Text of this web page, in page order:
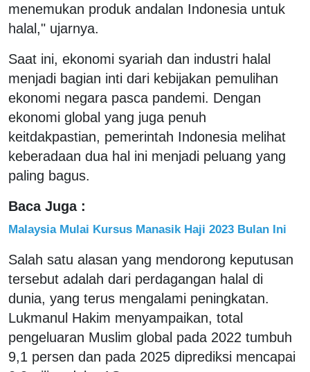
menemukan produk andalan Indonesia untuk
halal," ujarnya.
Saat ini, ekonomi syariah dan industri halal
menjadi bagian inti dari kebijakan pemulihan
ekonomi negara pasca pandemi. Dengan
ekonomi global yang juga penuh
keitdakpastian, pemerintah Indonesia melihat
keberadaan dua hal ini menjadi peluang yang
paling bagus.
Baca Juga :
Malaysia Mulai Kursus Manasik Haji 2023 Bulan Ini
Salah satu alasan yang mendorong keputusan
tersebut adalah dari perdagangan halal di
dunia, yang terus mengalami peningkatan.
Lukmanul Hakim menyampaikan, total
pengeluaran Muslim global pada 2022 tumbuh
9,1 persen dan pada 2025 diprediksi mencapai